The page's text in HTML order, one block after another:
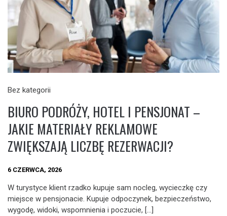
Bez kategorii
BIURO PODRÓŻY, HOTEL I PENSJONAT –
JAKIE MATERIAŁY REKLAMOWE
ZWIĘKSZAJĄ LICZBĘ REZERWACJI?
6 CZERWCA, 2026
W turystyce klient rzadko kupuje sam nocleg, wycieczkę czy
miejsce w pensjonacie. Kupuje odpoczynek, bezpieczeństwo,
wygodę, widoki, wspomnienia i poczucie, […]